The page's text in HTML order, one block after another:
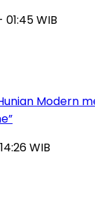
WIB
Modern
WIB